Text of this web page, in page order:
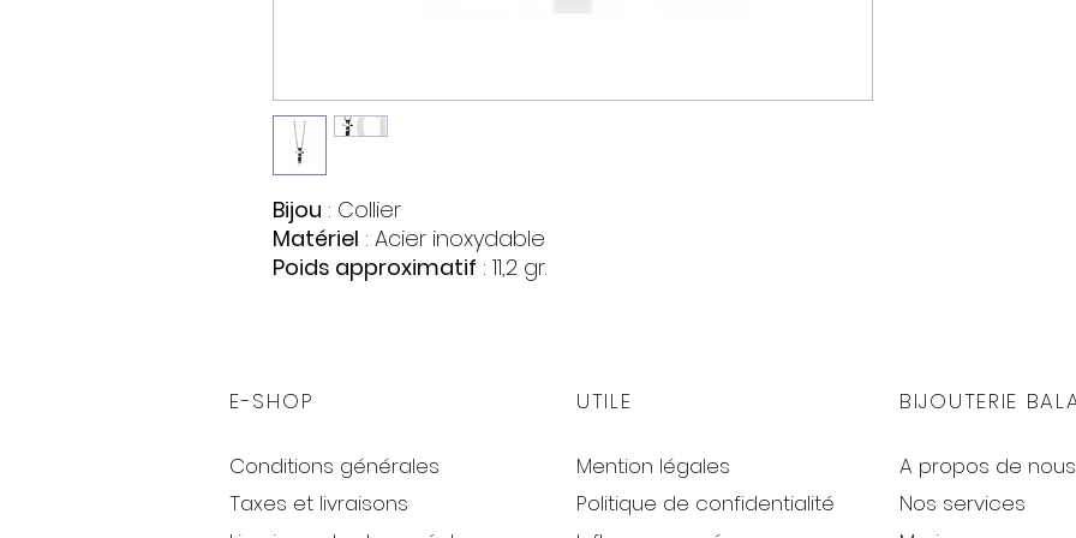
Bijou : Collier
Matériel : Acier inoxydable
Poids approximatif : 11,2 gr.
E-SHOP
Conditions générales
Taxes et livraisons
UTILE
Mention légales
Politique de confidentialité
BIJOUTERIE
A propos de nous
Nos services